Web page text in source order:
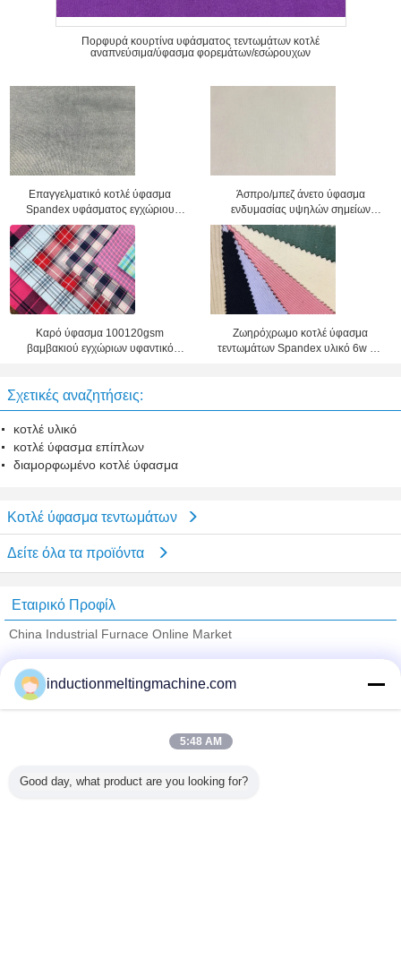
Πορφυρά κουρτίνα υφάσματος τεντωμάτων κοτλέ
αναπνεύσιμα/ύφασμα φορεμάτων/εσώρουχων
Επαγγελματικό κοτλέ ύφασμα
Spandex υφάσματος εγχώριου
εφοδιασμού 16w για την
ταπετσαρία
Άσπρο/μπεζ άνετο ύφασμα
ενδυμασίας υψηλών σημείων
υφάσματος τεντωμάτων κοτλέ
Καρό ύφασμα 100120gsm
βαμβακιού εγχώριων υφαντικό
Ζωηρόχρωμο κοτλέ ύφασμα
τεντωμάτων Spandex υλικό 6w 8w
Σχετικές αναζητήσεις:
κοτλέ υλικό
κοτλέ ύφασμα επίπλων
διαμορφωμένο κοτλέ ύφασμα
Κοτλέ ύφασμα τεντωμάτων
Δείτε όλα τα προϊόντα
Εταιρικό Προφίλ
China Industrial Furnace Online Market
Trust Seal
Verified Suplier
Όλα τα Προϊόντα
inductionmeltingmachine.com
5:48 AM
Good day, what product are you looking for?